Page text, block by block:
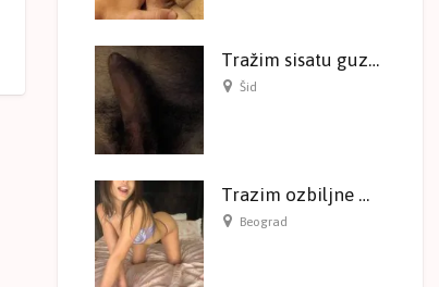
Tražim sisatu guzatu Mamu I Ceru
Šid
Trazim ozbiljne muskarce za saradnju
Beograd